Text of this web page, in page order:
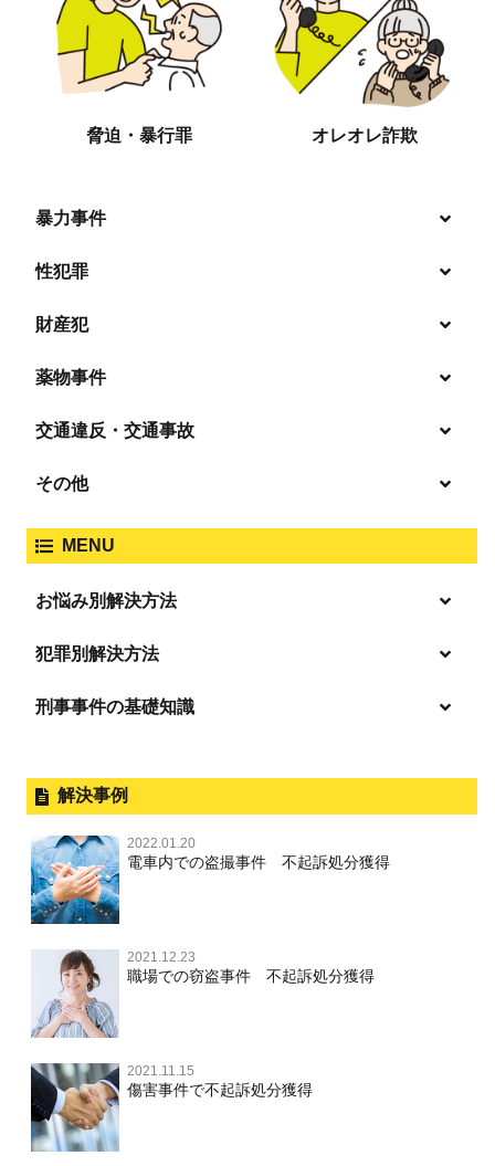
脅迫・暴行罪 オレオレ詐欺
暴力事件
逮捕・監禁
業務妨害
性犯罪
盗撮・のぞき
強姦・準強姦
淫行・援助交際
公然わいせつ，わいせつ物頒布，淫
行勧誘罪
児童ポルノ・リベンジポルノ
財産犯
詐欺
恐喝
薬物事件
危険ドラッグ
交通違反・交通事故
ひき逃げ・当て逃げ
危険運転行為等
自転車事故
その他
商標法違反
ストーカー事件
銃刀法違反
MENU
お悩み別解決方法
「逮捕」について適切に知ることで不安や悩みを解消する
逮捕後、早急な釈放・保釈を望むときにすべきこと
無実・無罪の証明をしたい
被害者との示談を円満に進めるためには
刑事事件で被疑者を不起訴処分にするには
事件を秘密にするためにとるべき行動とは
自首・出頭の不安や悩みを解消するためには
犯罪別解決方法
事件別－暴力事件
暴行・傷害
殺人
過失致死・過失傷害
脅迫・強要
逮捕・監禁
略取・誘拐・人身売買
器物損壊
業務妨害
公務執行妨害
性犯罪 TOP
痴漢
盗撮，のぞき
不同意わいせつ（旧：強制わいせつ，準強制わいせつ），
監護者わいせつ
不同意性交等・監護者性交等
淫行・援助交際
公然わいせつ罪，わいせつ物頒布罪，淫行勧誘罪
児童ポルノ，リベンジポルノ
風営法・風適法違反
事件別－財産犯
財産犯 TOP
窃盗罪
詐欺罪
恐喝罪
横領・背任
盗品売買・譲り受け等
知的財産と刑事事件
事件別－薬物事件
薬物事件 TOP
覚せい剤
大麻
麻薬及び向精神薬
危険ドラッグ
事件別－交通違反・交通事故
交通違反・交通事故 TOP
人身事故・死亡事故
ひき逃げ・当て逃げ
無免許運転
飲酒運転
その他
その他 TOP
商標法違反
放火・失火
刑事事件の基礎知識
外国人事件の手続きと特色
刑事裁判の概要・手続
公務員の逮捕・刑事事件
控訴・上告
国選弁護士と私選弁護士の違い
裁判員裁判
司法取引・刑事免責
取調べの注意点
少年事件の手続と特色
解決事例
2022.01.20
電車内での盗撮事件 不起訴処分獲得
2021.12.23
職場での窃盗事件 不起訴処分獲得
2021.11.15
傷害事件で不起訴処分獲得